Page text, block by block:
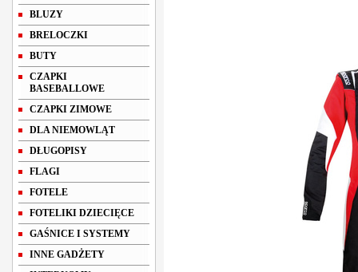
BLUZY
BRELOCZKI
BUTY
CZAPKI
BASEBALLOWE
CZAPKI ZIMOWE
DLA NIEMOWLĄT
DŁUGOPISY
FLAGI
FOTELE
FOTELIKI DZIECIĘCE
GAŚNICE I SYSTEMY
INNE GADŻETY